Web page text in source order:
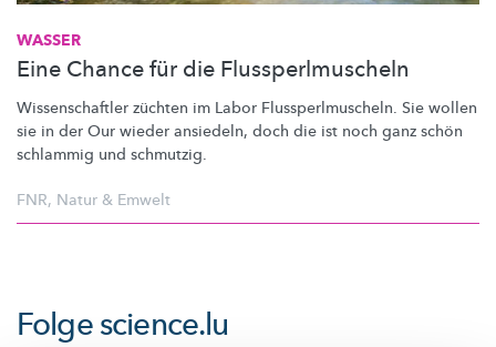
WASSER
Eine Chance für die Flussperlmuscheln
Wissenschaftler züchten im Labor Flussperlmuscheln. Sie wollen
sie in der Our wieder ansiedeln, doch die ist noch ganz schön
schlammig und schmutzig.
FNR, Natur & Emwelt
Folgescience.lu